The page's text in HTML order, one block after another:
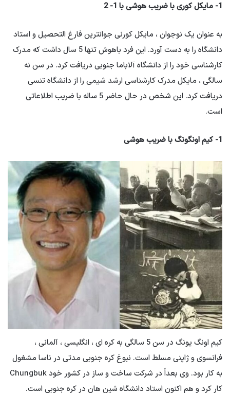
1- مایکل کوری با ضریب هوشی با 1- 2
به عنوان یک نوجوان ، مایکل کورنی جوانترین فارغ التحصیل و استاد
دانشگاه را به دست آورد. این فرد باهوش تنها 5 سال داشت که مدرک
کارشناسی خود را از دانشگاه آلاباما جنوبی دریافت کرد. در سن نه
سالگی ، مایکل مدرک کارشناسی ارشد شیمی را از دانشگاه تنسی
دریافت کرد. این شخص در حال حاضر 5 ساله با ضریب اطلاعاتی
است.
1- کیم اونگونگ با ضریب هوشی
کیم اونگ یونگ در سن 5 سالگی به کره ای ، انگلیسی ، آلمانی ،
فرانسوی و ژاپنی مسلط است. نبوغ کره جنوبی مدتی در ناسا مشغول
به کار بود. وی بعداً در شرکت ساخت و ساز در کشور خود Chungbuk
کار کرد و هم اکنون استاد دانشگاه شین هان در کره جنوبی است.